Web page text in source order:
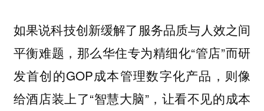
如果说科技创新缓解了服务品质与人效之间
平衡难题，那么华住专为精细化“管店”而研
发首创的GOP成本管理数字化产品，则像
给酒店装上了“智慧大脑”，让看不见的成本